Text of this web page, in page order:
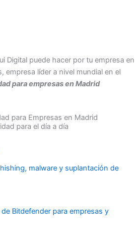
Digital puede hacer por tu empresa en
empresa líder a nivel mundial en el
para empresas en Madrid
para Empresas en Madrid
para el día a día
malware y suplantación de
Bitdefender para empresas y